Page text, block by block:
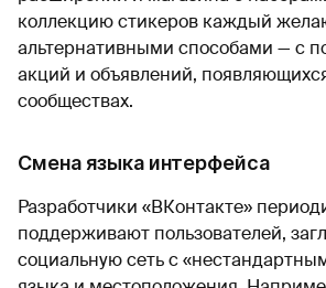
коллекцию стикеров каждый
альтернативными способами — с
акций и объявлений,
сообществах.
Смена языка интерфейса
Разработчики «ВКонтакте»
поддерживают пользователей,
социальную сеть с